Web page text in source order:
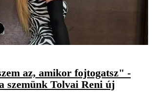
az, amikor fojtogatsz" -
szemünk Tolvai Reni új